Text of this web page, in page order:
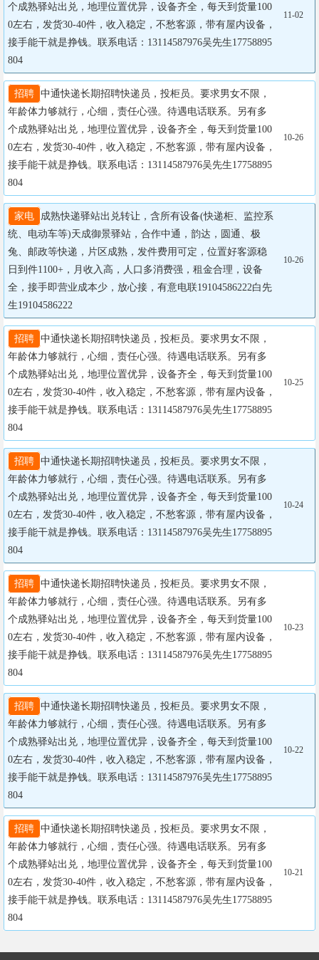
个成熟驿站出兑，地理位置优异，设备齐全，每天到货量100
0左右，发货30-40件，收入稳定，不愁客源，带有屋内设备，
接手能干就是挣钱。联系电话：13114587976吴先生17758895
804
11-02
招聘 中通快递长期招聘快递员，投柜员。要求男女不限，
年龄体力够就行，心细，责任心强。待遇电话联系。另有多
个成熟驿站出兑，地理位置优异，设备齐全，每天到货量100
0左右，发货30-40件，收入稳定，不愁客源，带有屋内设备，
接手能干就是挣钱。联系电话：13114587976吴先生17758895
804
10-26
家电
成熟快递驿站出兑转让，含所有设备(快递柜、监控系
统、电动车等)天成御景驿站，合作中通，韵达，圆通、极
兔、邮政等快递，片区成熟，发件费用可定，位置好客源稳
日到件1100+，月收入高，人口多消费强，租金合理，设备
全，接手即营业成本少，放心接，有意电联19104586222白先
生19104586222
10-26
招聘 中通快递长期招聘快递员，投柜员。要求男女不限，
年龄体力够就行，心细，责任心强。待遇电话联系。另有多
个成熟驿站出兑，地理位置优异，设备齐全，每天到货量100
0左右，发货30-40件，收入稳定，不愁客源，带有屋内设备，
接手能干就是挣钱。联系电话：13114587976吴先生17758895
804
10-25
招聘 中通快递长期招聘快递员，投柜员。要求男女不限，
年龄体力够就行，心细，责任心强。待遇电话联系。另有多
个成熟驿站出兑，地理位置优异，设备齐全，每天到货量100
0左右，发货30-40件，收入稳定，不愁客源，带有屋内设备，
接手能干就是挣钱。联系电话：13114587976吴先生17758895
804
10-24
招聘 中通快递长期招聘快递员，投柜员。要求男女不限，
年龄体力够就行，心细，责任心强。待遇电话联系。另有多
个成熟驿站出兑，地理位置优异，设备齐全，每天到货量100
0左右，发货30-40件，收入稳定，不愁客源，带有屋内设备，
接手能干就是挣钱。联系电话：13114587976吴先生17758895
804
10-23
招聘 中通快递长期招聘快递员，投柜员。要求男女不限，
年龄体力够就行，心细，责任心强。待遇电话联系。另有多
个成熟驿站出兑，地理位置优异，设备齐全，每天到货量100
0左右，发货30-40件，收入稳定，不愁客源，带有屋内设备，
接手能干就是挣钱。联系电话：13114587976吴先生17758895
804
10-22
招聘 中通快递长期招聘快递员，投柜员。要求男女不限，
年龄体力够就行，心细，责任心强。待遇电话联系。另有多
个成熟驿站出兑，地理位置优异，设备齐全，每天到货量100
0左右，发货30-40件，收入稳定，不愁客源，带有屋内设备，
接手能干就是挣钱。联系电话：13114587976吴先生17758895
804
10-21